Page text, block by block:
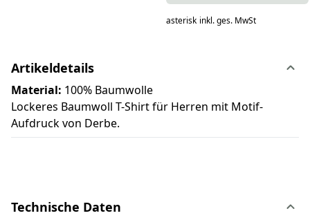
asterisk inkl. ges. MwSt
Artikeldetails
Material: 100% Baumwolle
Lockeres Baumwoll T-Shirt für Herren mit Motif-
Aufdruck von Derbe.
Technische Daten